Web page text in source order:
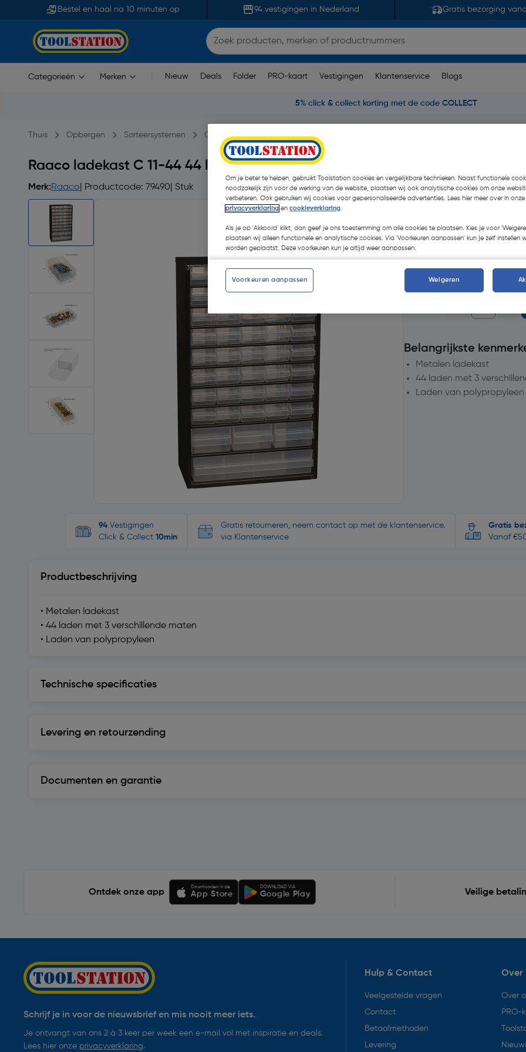
Bestel en haal na 10 minuten op 94 vestigingen in Nederland Gratis bezorging
Categorieën Merken Nieuw Deals Folder PRO-kaart Vestigingen Klantenservice Blogs
5% click & collect korting met de code COLLECT
Thuis Opbergen Sorteersystemen Opbergkasten Raaco ladekast C 11-44
Raaco ladekast C 11-44 44 laden
Merk:Raaco | Productcode: 79490 | Stuk
20+ voor bezorging
Belangrijkste
Metalen ladekast
44 laden met 3
Laden van polypropyleen
94 Vestigingen
Click & Collect 10min
Gratis retourneren, neem contact op met de klantenservice.
via Klantenservice
Gratis
Vanaf
Productbeschrijving
• Metalen ladekast
• 44 laden met 3 verschillende maten
• Laden van polypropyleen
Technische specificaties
Levering en retourzending
Documenten en garantie
Ontdek onze app
Downloaden in de
App Store
DOWNLOAD VIA
Google Play Veilige
Schrijf je in voor de nieuwsbrief en mis nooit meer iets.
Je ontvangt van ons 2 à 3 keer per week een e-mail vol met inspiratie en deals.
Lees hier onze privacyverklaring.
Hulp & Contact
Veelgestelde vragen
Contact
Betaalmethoden
Levering
Over
Over
PRO-
Om je beter te helpen, gebruikt Toolstation cookies en vergelijkbare technieken. Naast functionele
noodzakelijk zijn voor de werking van de website, plaatsen wij ook analytische cookies om onze
verbeteren. Ook gebruiken wij cookies voor gepersonaliseerde advertenties. Lees hier meer over in onze
privacyverklaring en cookieverklaring.
Als je op 'Akkoord' klikt, dan geef je ons toestemming om alle cookies te plaatsen. Kies je voor
plaatsen wij alleen functionele en analytische cookies. Via 'Voorkeuren aanpassen' kun je zelf instellen
worden geplaatst. Deze voorkeuren kun je altijd weer aanpassen.
Voorkeuren aanpassen Weigeren